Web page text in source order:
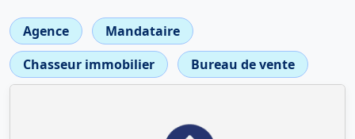
Agence
Mandataire
Chasseur immobilier
Bureau de vente